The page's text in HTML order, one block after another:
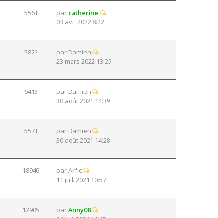
5561 par catherine
03 avr. 2022 8:22
5822 par Damien
23 mars 2022 13:29
6413 par Damien
30 août 2021 14:39
5571 par Damien
30 août 2021 14:28
18946 parAir'ic
11 juil. 2021 10:57
12905 parAnny08